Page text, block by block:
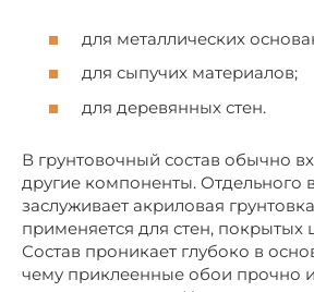
для металлических
для сыпучих материалов;
для деревянных стен.
В грунтовочный состав обычно
другие компоненты. Отдельного
заслуживает акриловая
применяется для стен, покрытых
Состав проникает глубоко в
чему приклеенные обои прочно